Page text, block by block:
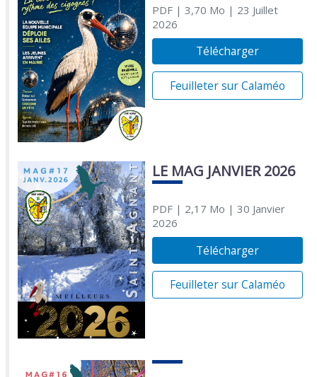
PDF| 3,70 Mo | 23 Juillet
2026
Télécharger
Feuilleter sur Calaméo
LE MAG JANVIER 2026
PDF| 2,17 Mo | 30 Janvier
2026
Télécharger
Feuilleter sur Calaméo